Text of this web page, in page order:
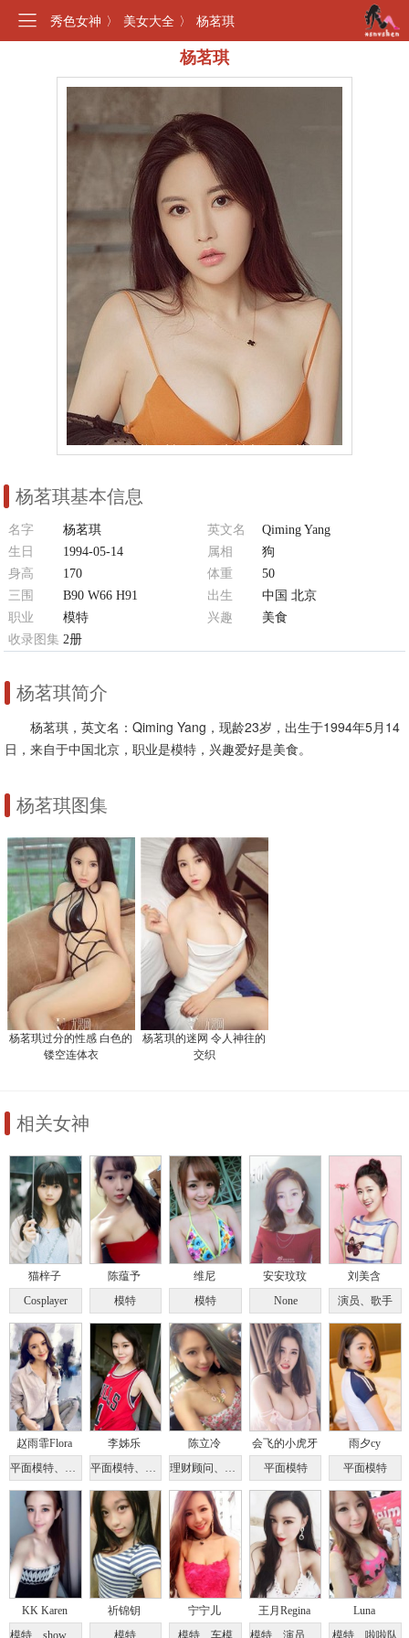
秀色女神 〉 美女大全 〉 杨茗琪
杨茗琪
杨茗琪基本信息
名字 杨茗琪 英文名
Qiming Yang
生日
1994-05-14 属相
狗
身高
170 体重
50
三围
B90 W66 H91 出生
中国 北京
职业
模特 兴趣
美食
收录图集 2册
杨茗琪简介
杨茗琪，英文名：Qiming Yang，现龄23岁，出生于1994年5月14
日，来自于中国北京，职业是模特，兴趣爱好是美食。
杨茗琪图集
杨茗琪过分的性感 白色的
镂空连体衣
杨茗琪的迷网 令人神往的
交织
相关女神
猫梓子
Cosplayer
陈蕴予
模特
维尼
模特
安安玟玟
None
刘美含
演员、歌手
赵雨霏Flora
平面模特、车模
李姊乐
平面模特、学生
陈立冷
理财顾问、模特
会飞的小虎牙
平面模特
雨夕cy
平面模特
KK Karen
祈锦钥
宁宁儿
王月Regina
Luna